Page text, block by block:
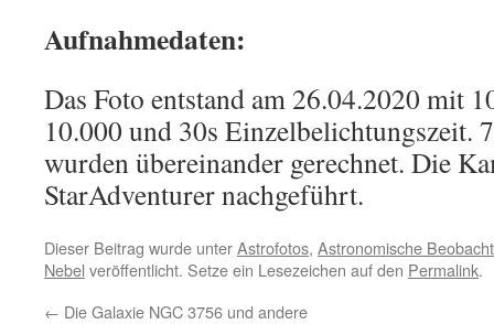
Aufnahmedaten:
Das Foto entstand am 26.04.2020 mit
10.000 und 30s Einzelbelichtungszeit.
wurden übereinander gerechnet. Die
StarAdventurer nachgeführt.
Dieser Beitrag wurde unterAstrofotos, Astronomische
Nebel veröffentlicht. Setze ein Lesezeichen auf den Permalink.
← Die Galaxie NGC 3756 und andere